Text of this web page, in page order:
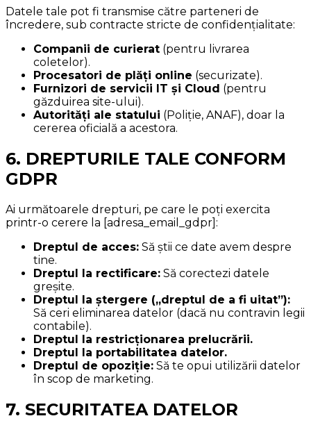
Datele tale pot fi transmise către parteneri de
încredere, sub contracte stricte de confidențialitate:
Companii de curierat (pentru livrarea
coletelor).
Procesatori de plăți online (securizate).
Furnizori de servicii IT și Cloud (pentru
găzduirea site-ului).
Autorități ale statului (Poliție, ANAF), doar la
cererea oficială a acestora.
6. DREPTURILE TALE CONFORM
GDPR
Ai următoarele drepturi, pe care le poți exercita
printr-o cerere la [adresa_email_gdpr]:
Dreptul de acces: Să știi ce date avem despre
tine.
Dreptul la rectificare: Să corectezi datele
greșite.
Dreptul la ștergere („dreptul de a fi uitat”):
Să ceri eliminarea datelor (dacă nu contravin legii
contabile).
Dreptul la restricționarea prelucrării.
Dreptul la portabilitatea datelor.
Dreptul de opoziție: Să te opui utilizării datelor
în scop de marketing.
7. SECURITATEA DATELOR